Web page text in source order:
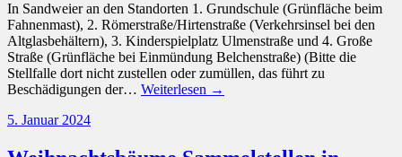
In Sandweier an den Standorten 1. Grundschule (Grünfläche beim
Fahnenmast), 2. Römerstraße/Hirtenstraße (Verkehrsinsel bei den
Altglasbehältern), 3. Kinderspielplatz Ulmenstraße und 4. Große
Straße (Grünfläche bei Einmündung Belchenstraße) (Bitte die
Stellfalle dort nicht zustellen oder zumüllen, das führt zu
Beschädigungen der… Weiterlesen →
5. Januar 2024